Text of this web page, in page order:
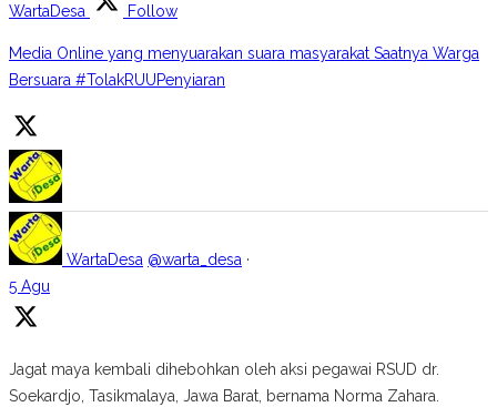
WartaDesa Follow
Media Online yang menyuarakan suara masyarakat Saatnya Warga
Bersuara #TolakRUUPenyiaran
WartaDesa @warta_desa ·
5 Agu
Jagat maya kembali dihebohkan oleh aksi pegawai RSUD dr.
Soekardjo, Tasikmalaya, Jawa Barat, bernama Norma Zahara.